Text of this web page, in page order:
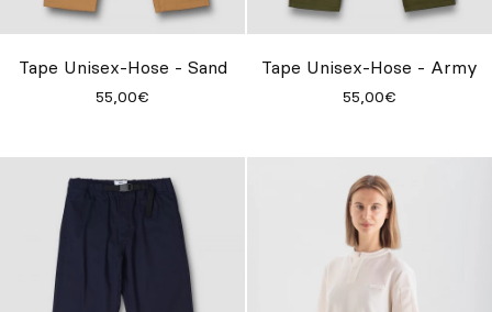
Inspiration
Contact
with
Whatsapp Contact
with
Qooqer
by
Phone
+34 623 602 471
ES IT
Tape Unisex-Hose - Sand
55,00€
Tape Unisex-Hose - Army
55,00€